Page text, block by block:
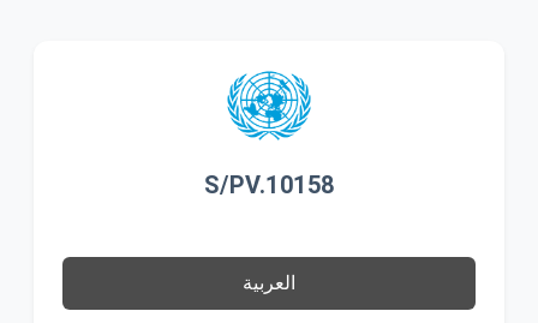
S/PV.10158
العربية